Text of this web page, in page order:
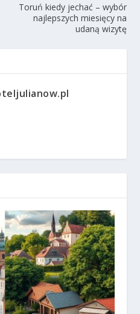
Toruń kiedy jechać – wybór
najlepszych miesięcy na
udaną wizytę